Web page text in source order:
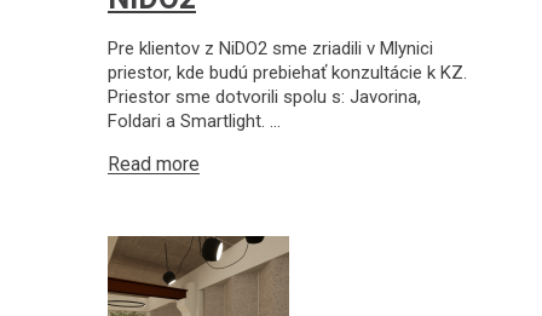
Pre klientov z NiDO2 sme zriadili v Mlynici
priestor, kde budú prebiehať konzultácie k KZ.
Priestor sme dotvorili spolu s: Javorina,
Foldari a Smartlight.
Read more